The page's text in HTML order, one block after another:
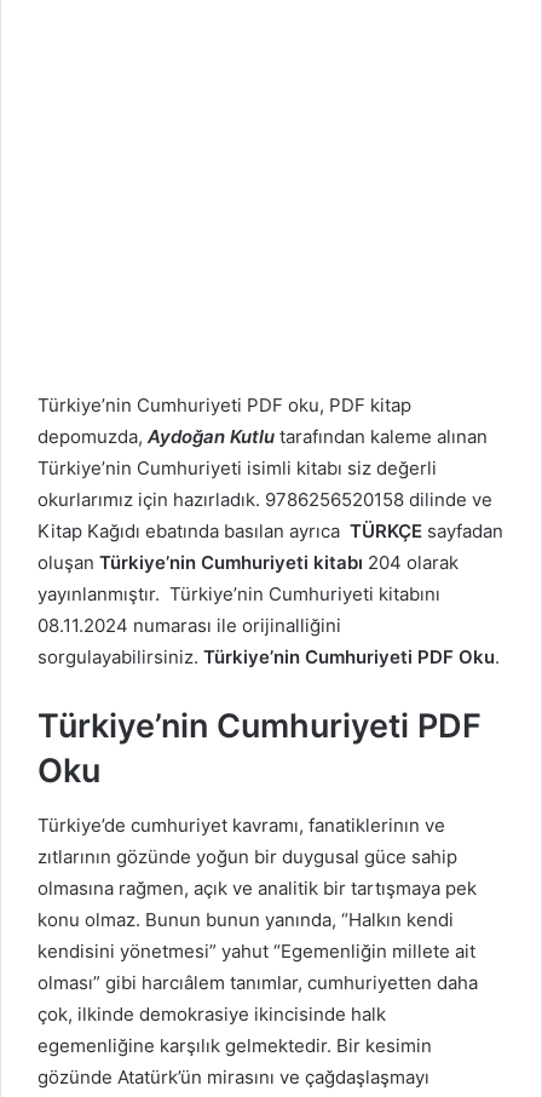
Türkiye’nin Cumhuriyeti PDF oku, PDF kitap
depomuzda, Aydoğan Kutlu tarafından kaleme alınan
Türkiye’nin Cumhuriyeti isimli kitabı siz değerli
okurlarımız için hazırladık. 9786256520158 dilinde ve
Kitap Kağıdı ebatında basılan ayrıca TÜRKÇE sayfadan
oluşan Türkiye’nin Cumhuriyeti kitabı 204 olarak
yayınlanmıştır. Türkiye’nin Cumhuriyeti kitabını
08.11.2024 numarası ile orijinalliğini
sorgulayabilirsiniz. Türkiye’nin Cumhuriyeti PDF Oku.
Türkiye’nin Cumhuriyeti PDF
Oku
Türkiye’de cumhuriyet kavramı, fanatiklerinın ve
zıtlarının gözünde yoğun bir duygusal güce sahip
olmasına rağmen, açık ve analitik bir tartışmaya pek
konu olmaz. Bunun bunun yanında, “Halkın kendi
kendisini yönetmesi” yahut “Egemenliğin millete ait
olması” gibi harcıâlem tanımlar, cumhuriyetten daha
çok, ilkinde demokrasiye ikincisinde halk
egemenliğine karşılık gelmektedir. Bir kesimin
gözünde Atatürk’ün mirasını ve çağdaşlaşmayı